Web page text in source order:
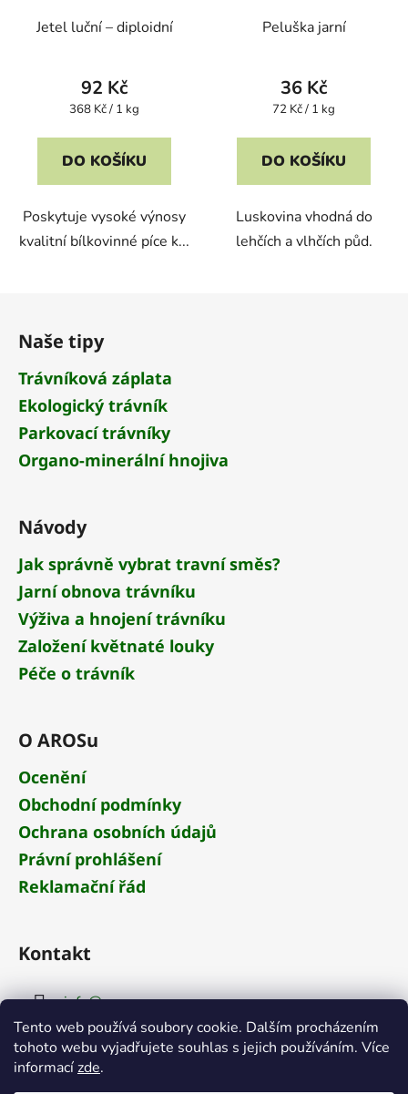
Tento web používá soubory cookie. Dalším procházením
tohoto webu vyjadřujete souhlas s jejich používáním. Více
informacízde.
Jetel luční – diploidní
92 Kč
Měrná
368 Kč / 1 kg
DO KOŠÍKU
Poskytuje vysoké výnosy
kvalitní bílkovinné píce k...
Peluška jarní
36 Kč
Měrná
72 Kč / 1 kg
DO KOŠÍKU
Luskovina vhodná do
lehčích a vlhčích půd.
Naše tipy
Trávníková záplata
Ekologický trávník
Parkovací trávníky
Organo-minerální hnojiva
Návody
Jak správně vybrat travní směs?
Jarní obnova trávníku
Výživa a hnojení trávníku
Založení květnaté louky
Péče o trávník
O AROSu
Ocenění
Obchodní podmínky
Ochrana osobních údajů
Právní prohlášení
Reklamační řád
Kontakt
info@aros.cz
+420 284 681 652